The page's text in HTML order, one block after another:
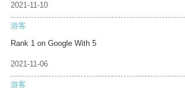
2021-11-10
游客
Rank 1 on Google With 5
2021-11-06
游客